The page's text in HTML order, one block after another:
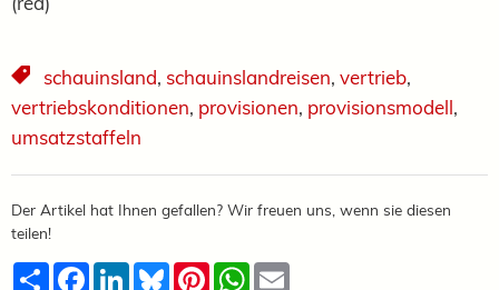
schauinsland, schauinslandreisen, vertrieb,
vertriebskonditionen, provisionen, provisionsmodell,
umsatzstaffeln
Der Artikel hat Ihnen gefallen? Wir freuen uns, wenn sie diesen
teilen!
TeilenFacebook
LinkedInBlueskyPinterestWhatsApp